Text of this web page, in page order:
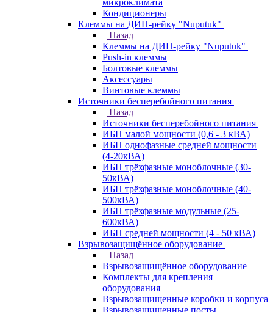
микроклимата
Кондиционеры
Клеммы на ДИН-рейку "Nuputuk"
Назад
Клеммы на ДИН-рейку "Nuputuk"
Push-in клеммы
Болтовые клеммы
Аксессуары
Винтовые клеммы
Источники бесперебойного питания
Назад
Источники бесперебойного питания
ИБП малой мощности (0,6 - 3 кВА)
ИБП однофазные средней мощности
(4-20кВА)
ИБП трёхфазные моноблочные (30-
50кВА)
ИБП трёхфазные моноблочные (40-
500кВА)
ИБП трёхфазные модульные (25-
600кВА)
ИБП средней мощности (4 - 50 кВА)
Взрывозащищённое оборудование
Назад
Взрывозащищённое оборудование
Комплекты для крепления
оборудования
Взрывозащищенные коробки и корпуса
Взрывозащищенные посты